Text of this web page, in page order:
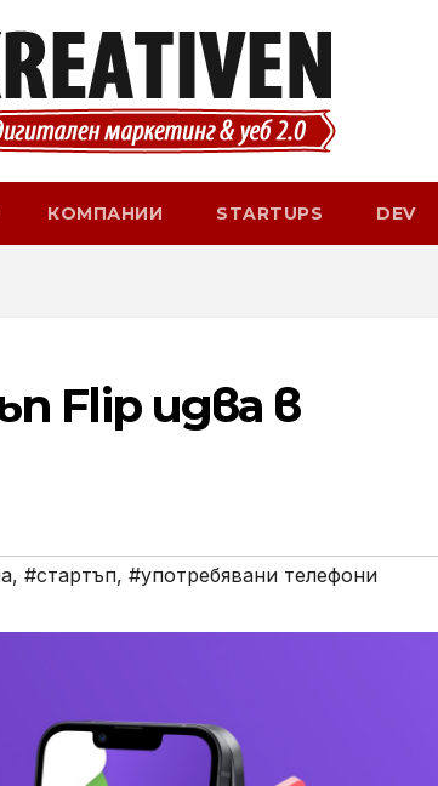
КОМПАНИИ STARTUPS DEV
Flip идва в
, #стартъп, #употребявани телефони